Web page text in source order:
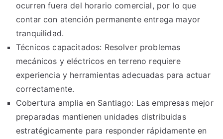
ocurren fuera del horario comercial, por lo que
contar con atención permanente entrega mayor
tranquilidad.
Técnicos capacitados: Resolver problemas
mecánicos y eléctricos en terreno requiere
experiencia y herramientas adecuadas para actuar
correctamente.
Cobertura amplia en Santiago: Las empresas mejor
preparadas mantienen unidades distribuidas
estratégicamente para responder rápidamente en